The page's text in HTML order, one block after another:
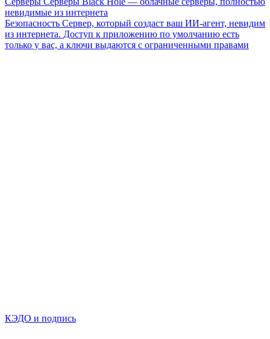
невидимые из интернета
Безопасность Сервер, который создаст ваш ИИ-агент, невидим
из интернета. Доступ к приложению по умолчанию есть
только у вас, а ключи выдаются с ограниченными правами
КЭДО и подпись